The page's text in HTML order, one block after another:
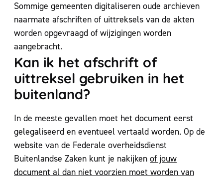
Sommige gemeenten digitaliseren oude archieven
naarmate afschriften of uittreksels van de akten
worden opgevraagd of wijzigingen worden
aangebracht.
Kan ik het afschrift of
uittreksel gebruiken in het
buitenland?
In de meeste gevallen moet het document eerst
gelegaliseerd en eventueel vertaald worden. Op de
website van de Federale overheidsdienst
Buitenlandse Zaken kunt je nakijken of jouw
document al dan niet voorzien moet worden van